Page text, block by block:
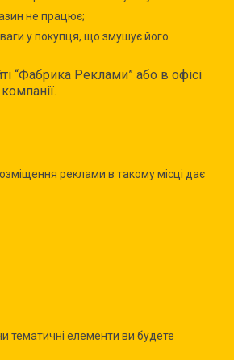
не працює;
у покупця, що змушує його
“Фабрика Реклами” або в офісі
реклами в такому місці дає
тематичні елементи ви будете